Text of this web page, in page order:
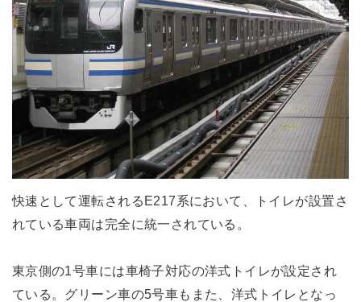
快速として運転されるE217系において、トイレが設置さ
れている車両は完全に統一されている。
東京側の1号車には車椅子対応の洋式トイレが設定され
ている。グリーン車の5号車もまた、洋式トイレとなっ